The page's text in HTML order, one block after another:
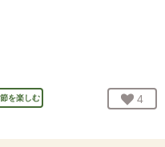
を楽しむ お気
4